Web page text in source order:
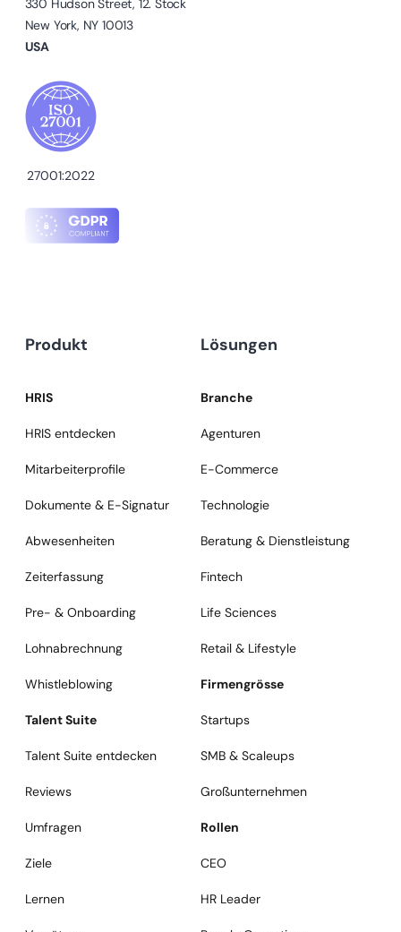
330 Hudson Street, 12. Stock
New York, NY 10013
USA
27001:2022
Produkt
HRIS
HRIS entdecken
Mitarbeiterprofile
Dokumente & E-Signatur
Abwesenheiten
Zeiterfassung
Pre- & Onboarding
Lohnabrechnung
Whistleblowing
Talent Suite
Talent Suite entdecken
Reviews
Umfragen
Ziele
Lernen
Lösungen
Branche
Agenturen
E-Commerce
Technologie
Beratung & Dienstleistung
Fintech
Life Sciences
Retail & Lifestyle
Firmengrösse
Startups
SMB & Scaleups
Großunternehmen
Rollen
CEO
HR Leader